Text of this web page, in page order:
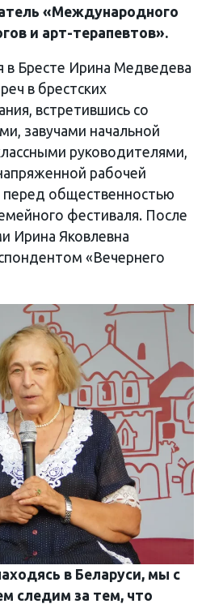
«Международного
и арт-терапевтов».
в Бресте Ирина Медведева
в брестских
встретившись со
завучами начальной
руководителями,
рабочей
общественностью
фестиваля. После
Ирина Яковлевна
«Вечернего
в Беларуси, мы с
следим за тем, что